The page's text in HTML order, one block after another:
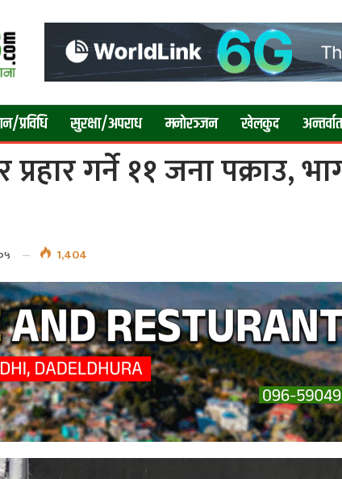
प्रविधि सुरक्षा/अपराध मनाेरञ्जन खेलकुद
गर्ने ११ जना पक्राउ,
1,404